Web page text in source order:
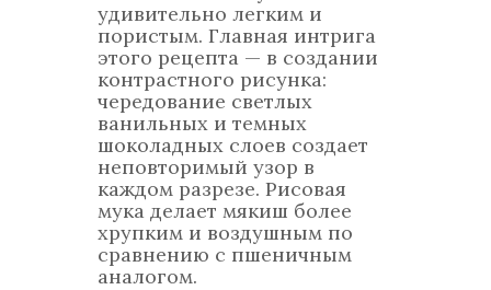
удивительно легким и
пористым. Главная интрига
этого рецепта — в создании
контрастного рисунка:
чередование светлых
ванильных и темных
шоколадных слоев создает
неповторимый узор в
каждом разрезе. Рисовая
мука делает мякиш более
хрупким и воздушным по
сравнению с пшеничным
аналогом.